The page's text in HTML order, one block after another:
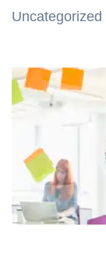
Uncategorized